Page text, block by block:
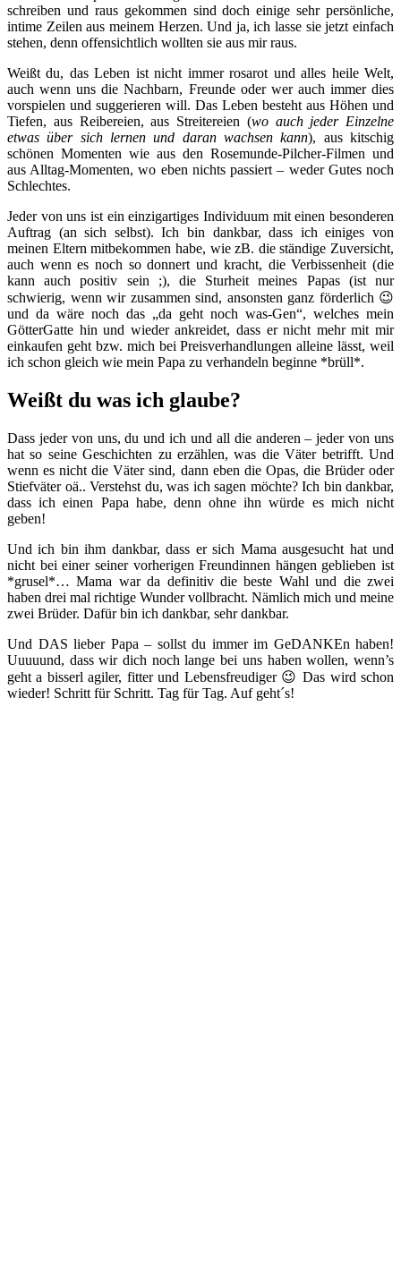
schreiben und raus gekommen sind doch einige sehr persönliche,
intime Zeilen aus meinem Herzen. Und ja, ich lasse sie jetzt einfach
stehen, denn offensichtlich wollten sie aus mir raus.
Weißt du, das Leben ist nicht immer rosarot und alles heile Welt,
auch wenn uns die Nachbarn, Freunde oder wer auch immer dies
vorspielen und suggerieren will. Das Leben besteht aus Höhen und
Tiefen, aus Reibereien, aus Streitereien (wo auch jeder Einzelne
etwas über sich lernen und daran wachsen kann), aus kitschig
schönen Momenten wie aus den Rosemunde-Pilcher-Filmen und
aus Alltag-Momenten, wo eben nichts passiert – weder Gutes noch
Schlechtes.
Jeder von uns ist ein einzigartiges Individuum mit einen besonderen
Auftrag (an sich selbst). Ich bin dankbar, dass ich einiges von
meinen Eltern mitbekommen habe, wie zB. die ständige Zuversicht,
auch wenn es noch so donnert und kracht, die Verbissenheit (die
kann auch positiv sein ;), die Sturheit meines Papas (ist nur
schwierig, wenn wir zusammen sind, ansonsten ganz förderlich 😉
und da wäre noch das „da geht noch was-Gen“, welches mein
GötterGatte hin und wieder ankreidet, dass er nicht mehr mit mir
einkaufen geht bzw. mich bei Preisverhandlungen alleine lässt, weil
ich schon gleich wie mein Papa zu verhandeln beginne *brüll*.
Weißt du was ich glaube?
Dass jeder von uns, du und ich und all die anderen – jeder von uns
hat so seine Geschichten zu erzählen, was die Väter betrifft. Und
wenn es nicht die Väter sind, dann eben die Opas, die Brüder oder
Stiefväter oä.. Verstehst du, was ich sagen möchte? Ich bin dankbar,
dass ich einen Papa habe, denn ohne ihn würde es mich nicht
geben!
Und ich bin ihm dankbar, dass er sich Mama ausgesucht hat und
nicht bei einer seiner vorherigen Freundinnen hängen geblieben ist
*grusel*… Mama war da definitiv die beste Wahl und die zwei
haben drei mal richtige Wunder vollbracht. Nämlich mich und meine
zwei Brüder. Dafür bin ich dankbar, sehr dankbar.
Und DAS lieber Papa – sollst du immer im GeDANKEn haben!
Uuuuund, dass wir dich noch lange bei uns haben wollen, wenn’s
geht a bisserl agiler, fitter und Lebensfreudiger 😉 Das wird schon
wieder! Schritt für Schritt. Tag für Tag. Auf geht´s!